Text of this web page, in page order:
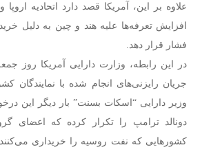
افزایش تعرفه‌ها علیه هند و چین به دلیل
فشار قرار دهد.
در این رابطه، وزارت دارایی آمریکا روز
جریان رایزنی‌های انجام شده با نمایندگان
وزیر دارایی “اسکات بسنت” بار دیگر این
دونالد ترامپ را تکرار کرده که اعضای
کشورهایی که نفت روسیه را خریداری